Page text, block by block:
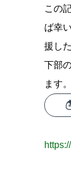
この
ば幸
援し
下部
ます。